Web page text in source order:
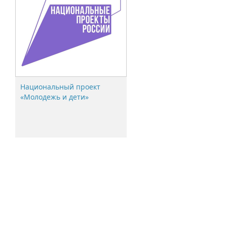
Национальный проект
«Молодежь и дети»